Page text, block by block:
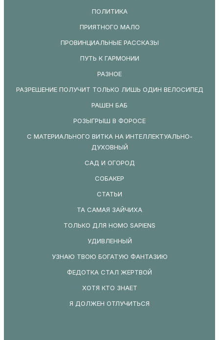
ПОЛИТИКА
ПРИЯТНОГО МАЛО
ПРОВИНЦИАЛЬНЫЕ РАССКАЗЫ
ПУТЬ К ГАРМОНИИ
РАЗНОЕ
РАЗРЕШЕНИЕ ПОЛУЧИТ ТОЛЬКО ЛИШЬ ОДИН ВЕЛОСИПЕД
РАШЕН БАБ
РОЗЫГРЫШ В ФОРОСЕ
С МАТЕРИАЛЬНОГО ВИТКА НА ИНТЕЛЛЕКТУАЛЬНО-
ДУХОВНЫЙ
САД И ОГОРОД
СОБАКЕР
СТАТЬИ
ТА САМАЯ ЗАЙЧИХА
ТОЛЬКО ДЛЯ HOMO SAPIENS
УДИВЛЕННЫЙ
УЗНАЮ ТВОЮ БОГАТУЮ ФАНТАЗИЮ
ФЕДОТКА СТАЛ ЖЕРТВОЙ
ХОТЯ КТО ЗНАЕТ
Я ДОЛЖЕН ОТЛУЧИТЬСЯ